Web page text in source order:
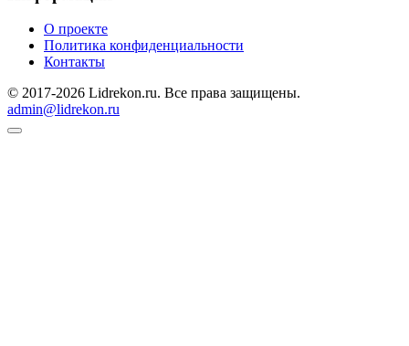
О проекте
Политика конфиденциальности
Контакты
© 2017-2026 Lidrekon.ru. Все права защищены.
admin@lidrekon.ru